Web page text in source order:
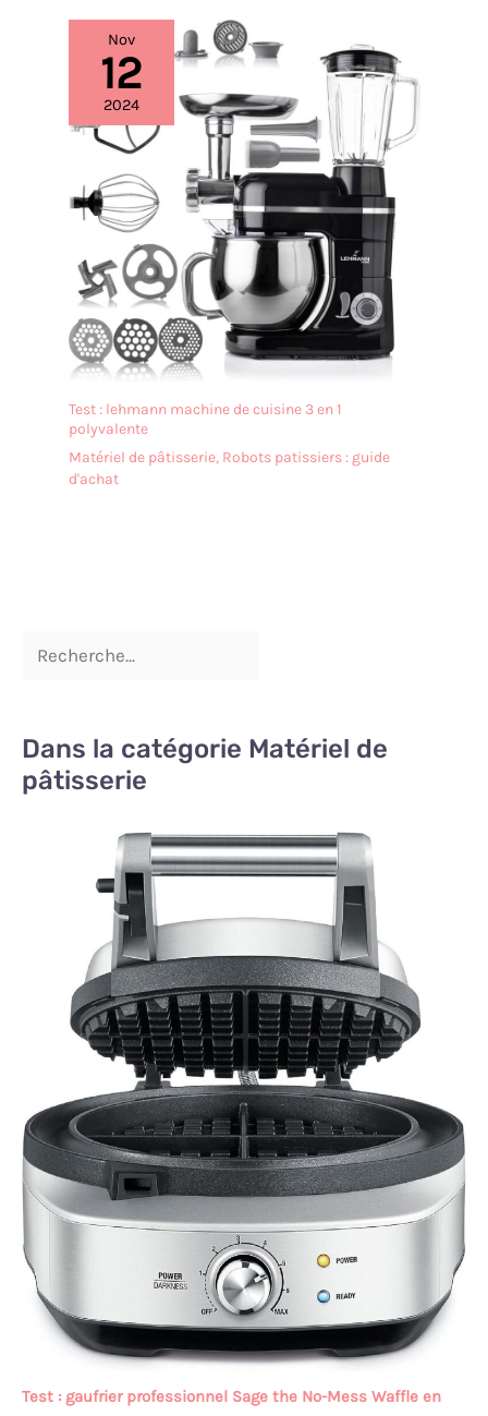
Nov
12
2024
Test : lehmann machine de cuisine 3 en 1
polyvalente
Matériel de pâtisserie, Robots patissiers : guide
d'achat
Dans la catégorie Matériel de
pâtisserie
Test : gaufrier professionnel Sage the No-Mess Waffle en